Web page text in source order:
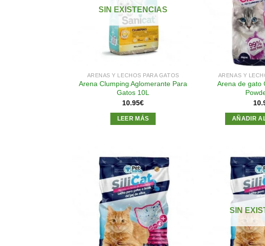
deseos
SIN EXISTENCIAS
ARENAS Y LECHOS PARA GATOS
Arena Clumping Aglomerante Para
Gatos 10L
10.95€
LEER MÁS
ARENAS Y
Arena de gato
AÑADIR
Añadir
lista de
deseos
SIN